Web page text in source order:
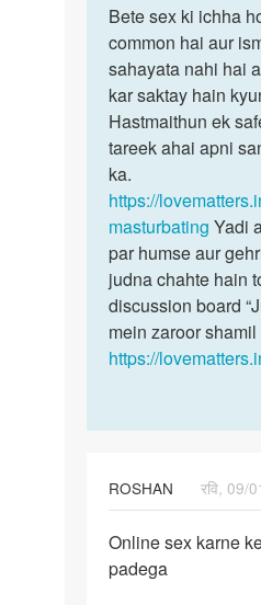
to
Mujhe
sex
krna
hai
by
Bete
sex
ki
ichha
hone
bohot…
Bete sex ki ichha
common hai aur
sahayata nahi hai
kar saktay hain
Hastmaithun ek
tareek ahai apni
ka.
https://
masturbating Yadi
par humse aur
judna chahte hain
discussion board
mein zaroor shamil
https://
ROSHAN
रवि, 09/
Online
sex
Online sex karne
padega